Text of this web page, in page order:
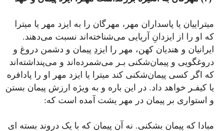
میتراییان یا پاسداران مهر، مهرگان را به ایزد مهر یا میترا
که او را از ایزدانِ آریایی می‌شناخته‌اند نسبت می‌دهند.
ایرانیان و هندیان کهن، مهر را ایزدِ پیمان و دشمن دروغ و
دروغگویی و پیمان‌شکنی بـر می‌شمرده‌اند و می‌پنداشته‌اند
که اگر کسی پیمان‌شکنی کند میترا یا ایزد مهر او را پادافره
یا کیفـر خواهد داد. در این باره و به ویژه ارزش پیمان بستن
و استواری بر پیمان در مهر یشت آمده است که:
مبادا که پیمان بشکنی. نه آن پیمان که با یک دروند بسته ای